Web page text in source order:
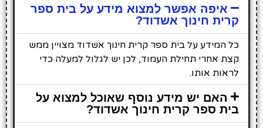
איפה אפשר למצוא מידע על בית ספר
קרית חינוך אשדוד?
כל המידע על בית ספר קרית חינוך אשדוד מצויין ממש
קצת אחרי תחילת העמוד, לכן יש לגלול למעלה כדי
לראות אותו.
האם יש מידע נוסף שאוכל למצוא על
בית ספר קרית חינוך אשדוד?